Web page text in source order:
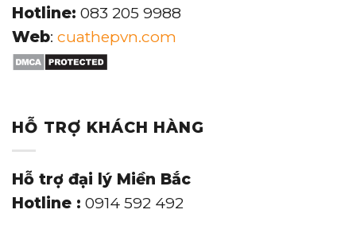
Hotline: 083 205 9988
Web: cuathepvn.com
HỖ TRỢ KHÁCH HÀNG
Hỗ trợ đại lý Miền Bắc
Hotline : 0914 592 492